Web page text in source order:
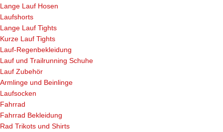
Lange Lauf Hosen
Laufshorts
Lange Lauf Tights
Kurze Lauf Tights
Lauf-Regenbekleidung
Lauf und Trailrunning Schuhe
Lauf Zubehör
Armlinge und Beinlinge
Laufsocken
Fahrrad
Fahrrad Bekleidung
Rad Trikots und Shirts